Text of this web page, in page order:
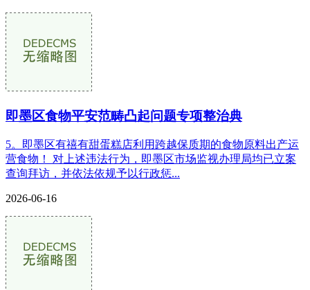
即墨区食物平安范畴凸起问题专项整治典
5。即墨区有禧有甜蛋糕店利用跨越保质期的食物原料出产运
营食物！ 对上述违法行为，即墨区市场监视办理局均已立案
查询拜访，并依法依规予以行政惩...
2026-06-16